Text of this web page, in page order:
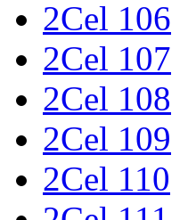
2Cel 106
2Cel 107
2Cel 108
2Cel 109
2Cel 110